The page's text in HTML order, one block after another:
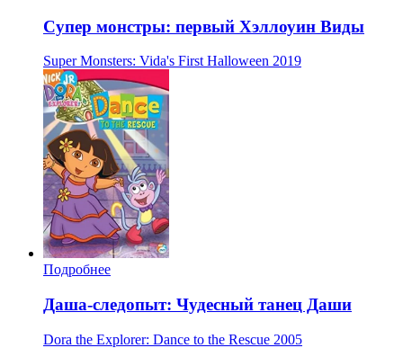
Супер монстры: первый Хэллоуин Виды
Super Monsters: Vida's First Halloween 2019
Подробнее
Даша-следопыт: Чудесный танец Даши
Dora the Explorer: Dance to the Rescue 2005